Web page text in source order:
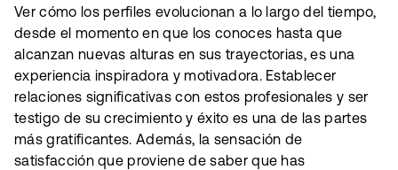
Ver cómo los perfiles evolucionan a lo largo del tiempo,
desde el momento en que los conoces hasta que
alcanzan nuevas alturas en sus trayectorias, es una
experiencia inspiradora y motivadora. Establecer
relaciones significativas con estos profesionales y ser
testigo de su crecimiento y éxito es una de las partes
más gratificantes. Además, la sensación de
satisfacción que proviene de saber que has